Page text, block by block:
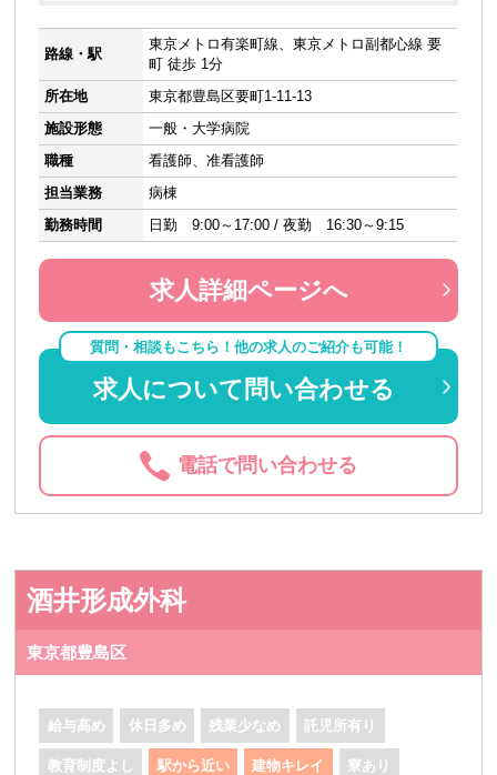
路線・駅
東京メトロ有楽町線、東京メトロ副都心線 要
町 徒歩 1分
所在地
東京都豊島区要町1-11-13
施設形態
一般・大学病院
職種
看護師、准看護師
担当業務
病棟
勤務時間
日勤 9:00～17:00 / 夜勤 16:30～9:15
求人詳細ページへ
質問・相談もこちら！他の求人のご紹介も可能！
求人について問い合わせる
電話で問い合わせる
酒井形成外科
東京都豊島区
給与高め 休日多め 残業少なめ 託児所有り
教育制度よし 駅から近い 建物キレイ 寮あり